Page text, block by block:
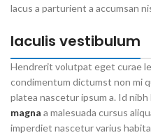
lacus a parturient a accumsan
Iaculis vestibulum
Hendrerit volutpat eget curae
condimentum dictumst non mi
platea nascetur ipsum a. Id
magna a malesuada cursus
imperdiet nascetur varius